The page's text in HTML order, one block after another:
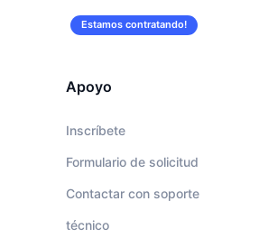
Estamos contratando!
Apoyo
Inscríbete
Formulario de solicitud
Contactar con soporte
técnico